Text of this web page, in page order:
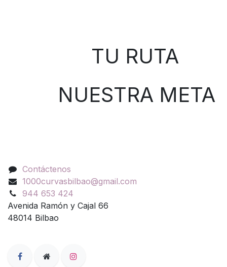
TU RUTA
NUESTRA META
Contáctenos
1000curvasbilbao@gmail.com
944 653 424
Avenida Ramón y Cajal 66
48014 Bilbao